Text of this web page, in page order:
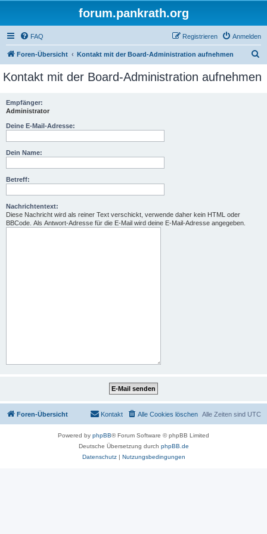
forum.pankrath.org
FAQ Anmelden
Registrieren
Foren-Übersicht Kontakt mit der Board-Administration aufnehmen
c
Kontakt mit der Board-Administration aufnehmen
Empfänger:
Administrator
Deine E-Mail-Adresse:
Dein Name:
Betreff:
Nachrichtentext:
Diese Nachricht wird als reiner Text verschickt, verwende daher kein HTML oder
BBCode. Als Antwort-Adresse für die E-Mail wird deine E-Mail-Adresse angegeben.
Foren-Übersicht Alle Zeiten sind UTC
Alle Cookies löschen
Kontakt
Powered by phpBB® Forum Software © phpBB Limited
Deutsche Übersetzung durch phpBB.de
Datenschutz| Nutzungsbedingungen